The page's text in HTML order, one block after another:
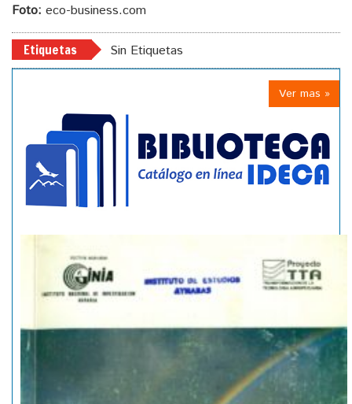
Foto: eco-business.com
Etiquetas Sin Etiquetas
Ver mas »